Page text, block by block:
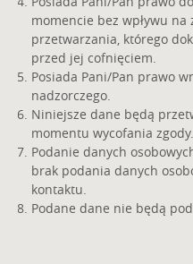
momencie bez wpływu na
przetwarzania, którego
przed jej cofnięciem.
Posiada Pani/Pan prawo
nadzorczego.
Niniejsze dane będą
momentu wycofania zgody.
Podanie danych
brak podania danych
kontaktu.
Podane dane nie będą